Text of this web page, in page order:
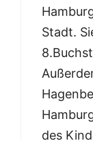
Stadt.
des